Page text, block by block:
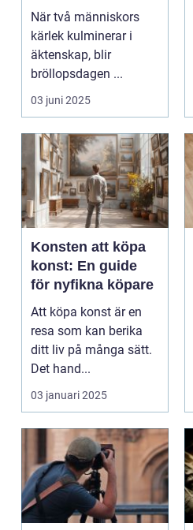
När två människors
kärlek kulminerar i
äktenskap, blir
bröllopsdagen ...
03 juni 2025
Konsten att köpa
konst: En guide
för nyfikna köpare
Att köpa konst är en
resa som kan berika
ditt liv på många sätt.
Det hand...
03 januari 2025